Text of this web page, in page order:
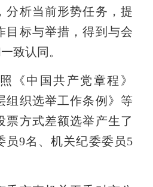
分析当前形势任务，提
目标与举措，得到与会
致认同。
中国共产党章程》
组织选举工作条例》等
票方式差额选举产生了
员9名、机关纪委委员5